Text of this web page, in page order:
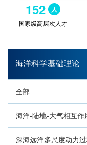
152 人
国家级高层次人才
海洋科学基础理论
全部
海洋-陆地-大气相互作
深海远洋多尺度动力